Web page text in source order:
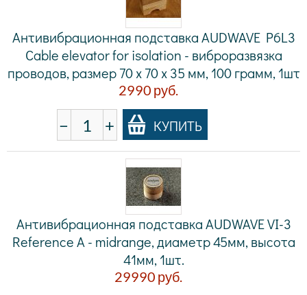
Антивибрационная подставка AUDWAVE P6L3
Cable elevator for isolation - виброразвязка
проводов, размер 70 x 70 x 35 мм, 100 грамм, 1шт
2990 руб.
− + КУПИТЬ
Антивибрационная подставка AUDWAVE VI-3
Reference A - midrange, диаметр 45мм, высота
41мм, 1шт.
29990 руб.